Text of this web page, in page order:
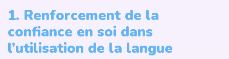
1. Renforcement de la
confiance en soi dans
l’utilisation de la langue